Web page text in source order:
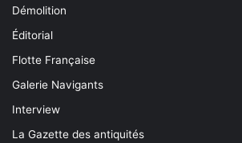
Démolition
Éditorial
Flotte Française
Galerie Navigants
Interview
La Gazette des antiquités